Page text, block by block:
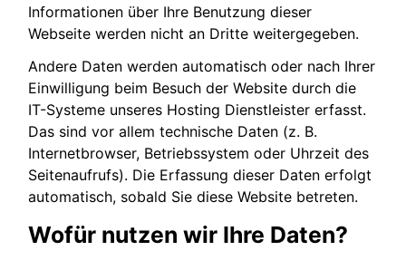
Informationen über Ihre Benutzung dieser
Webseite werden nicht an Dritte weitergegeben.
Andere Daten werden automatisch oder nach Ihrer
Einwilligung beim Besuch der Website durch die
IT-Systeme unseres Hosting Dienstleister erfasst.
Das sind vor allem technische Daten (z. B.
Internetbrowser, Betriebssystem oder Uhrzeit des
Seitenaufrufs). Die Erfassung dieser Daten erfolgt
automatisch, sobald Sie diese Website betreten.
Wofür nutzen wir Ihre Daten?